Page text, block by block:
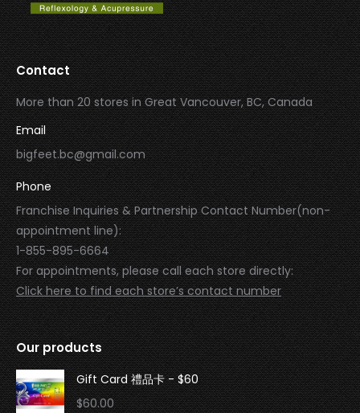
Contact
More than 20 stores in Great Vancouver, BC, Canada
Email
bigfeet.bc@gmail.com
Phone
Franchise Inquiries & Partnership Contact Number(non-
appointment line):
1-855-895-6664
For appointments, please call each store directly:
Click here to find each store’s contact number
Our products
Gift Card 禮品卡 - $60
$60.00